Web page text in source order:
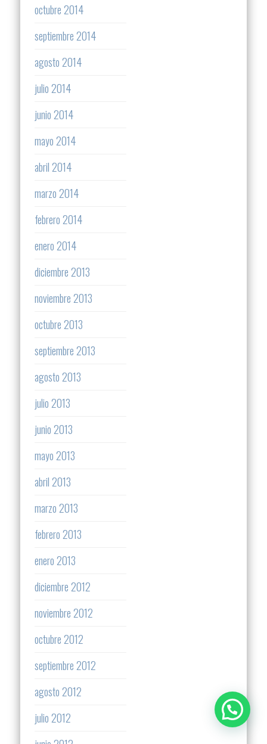
octubre 2014
septiembre 2014
agosto 2014
julio 2014
junio 2014
mayo 2014
abril 2014
marzo 2014
febrero 2014
enero 2014
diciembre 2013
noviembre 2013
octubre 2013
septiembre 2013
agosto 2013
julio 2013
junio 2013
mayo 2013
abril 2013
marzo 2013
febrero 2013
enero 2013
diciembre 2012
noviembre 2012
octubre 2012
septiembre 2012
agosto 2012
julio 2012